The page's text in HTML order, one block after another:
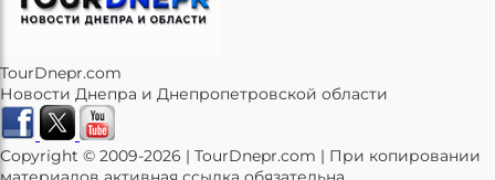
TourDnepr.com
Новости Днепра и Днепропетровской области
Copyright © 2009-2026 | TourDnepr.com | При копировании